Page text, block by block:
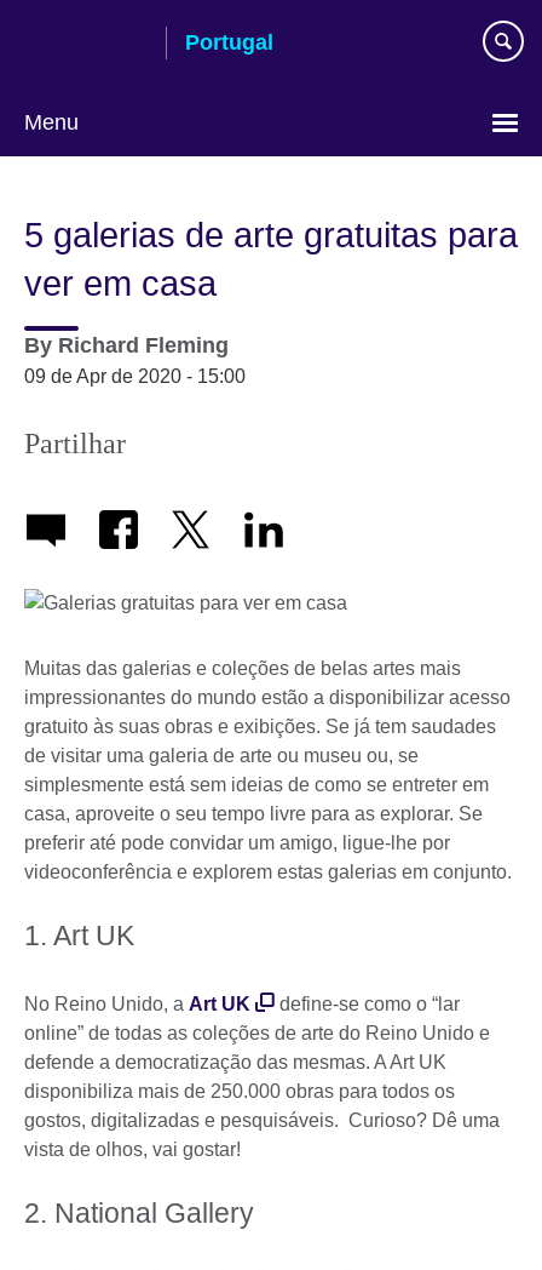
Portugal
Menu
língua
5 galerias de arte gratuitas para
ver em casa
By Richard Fleming
09 de Apr de 2020 - 15:00
Partilhar
Muitas das galerias e coleções de belas artes mais
impressionantes do mundo estão a disponibilizar acesso
gratuito às suas obras e exibições. Se já tem saudades
de visitar uma galeria de arte ou museu ou, se
simplesmente está sem ideias de como se entreter em
casa, aproveite o seu tempo livre para as explorar. Se
preferir até pode convidar um amigo, ligue-lhe por
videoconferência e explorem estas galerias em conjunto.
1. Art UK
No Reino Unido, a Art UK
define-se como o “lar
online” de todas as coleções de arte do Reino Unido e
defende a democratização das mesmas. A Art UK
disponibiliza mais de 250.000 obras para todos os
gostos, digitalizadas e pesquisáveis. Curioso? Dê uma
vista de olhos, vai gostar!
2. National Gallery